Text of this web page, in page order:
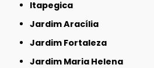
Itapegica
Jardim Aracília
Jardim Fortaleza
Jardim Maria Helena